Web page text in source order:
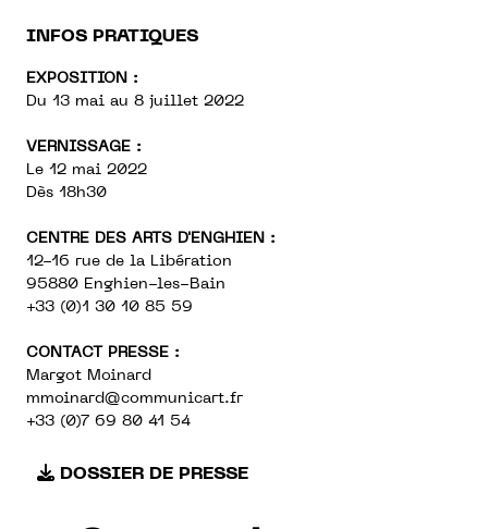
INFOS PRATIQUES
EXPOSITION :
Du 13 mai au 8 juillet 2022
VERNISSAGE :
Le 12 mai 2022
Dès 18h30
CENTRE DES ARTS D'ENGHIEN :
12-16 rue de la Libération
95880 Enghien-les-Bain
+33 (0)1 30 10 85 59
CONTACT PRESSE :
Margot Moinard
mmoinard@communicart.fr
+33 (0)7 69 80 41 54
DOSSIER DE PRESSE